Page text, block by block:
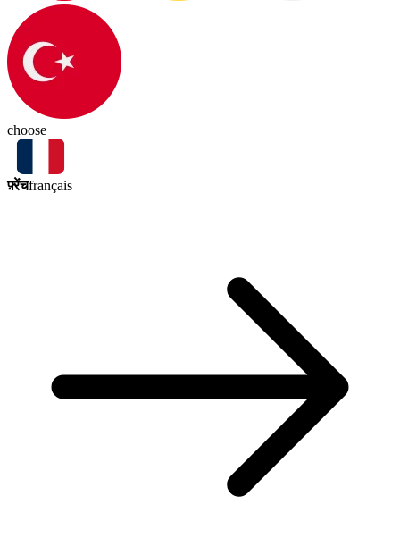
choose
फ़्रेंचfrançais